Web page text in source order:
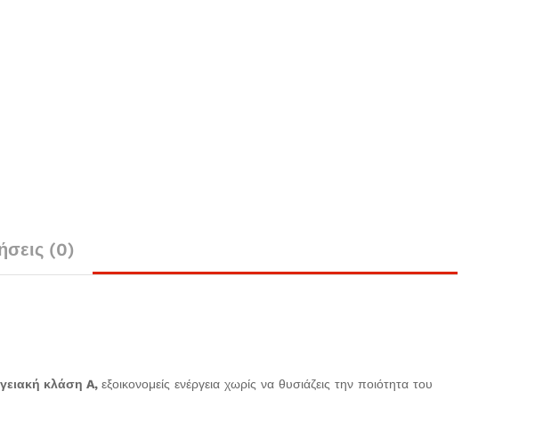
(0)
κλάση A, εξοικονομείς ενέργεια χωρίς να θυσιάζεις την ποιότητα του